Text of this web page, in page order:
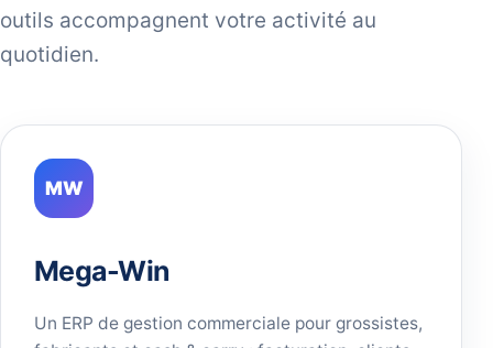
outils accompagnent votre activité au
quotidien.
MW
Mega-Win
Un ERP de gestion commerciale pour grossistes,